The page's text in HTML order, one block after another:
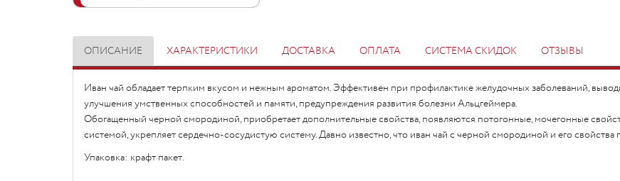
ОПИСАНИЕ ХАРАКТЕРИСТИКИ ДОСТАВКА ОПЛАТА СИСТЕМА СКИДОК ОТЗЫВЫ
Иван чай обладает терпким вкусом и нежным ароматом. Эффективен при профилактике желудочных заболеваний,
улучшения умственных способностей и памяти, предупреждения развития болезни Альцгеймера.
Обогащенный черной смородиной, приобретает дополнительные свойства, появляются потогонные, мочегонные
системой, укрепляет сердечно-сосудистую систему. Давно известно, что иван чай с черной смородиной и его
Упаковка: крафт пакет.